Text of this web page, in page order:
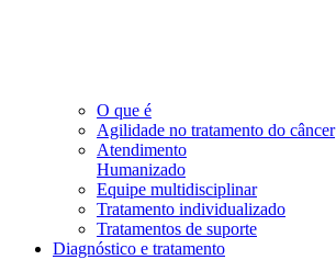
O que é
Agilidade no tratamento do câncer
Atendimento
Humanizado
Equipe multidisciplinar
Tratamento individualizado
Tratamentos de suporte
Diagnóstico e tratamento